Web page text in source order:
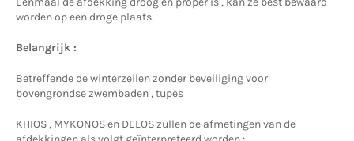
worden op een droge plaats.
Belangrijk :
Betreffende de winterzeilen zonder beveiliging voor
bovengrondse zwembaden , tupes
KHIOS , MYKONOS en DELOS zullen de afmetingen van de